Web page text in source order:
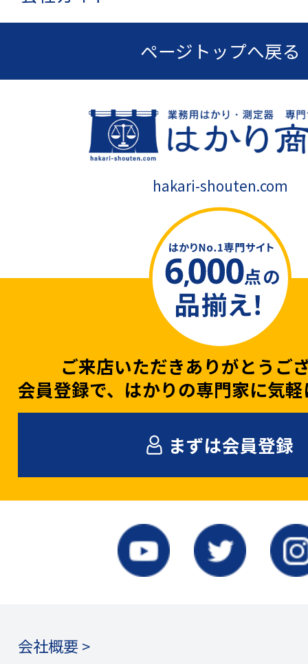
会社概要 >
ご来店いただきありがとうご
会員登録で、はかりの専門家に気
まずは会員登録
ページトップへ戻る
hakari-shouten.com